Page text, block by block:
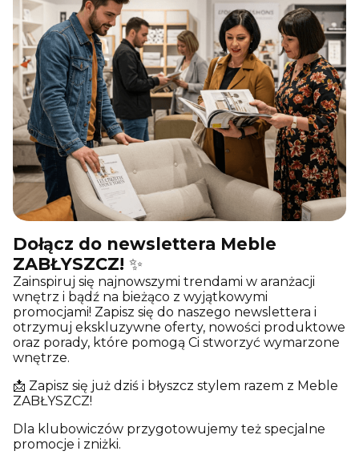
Dołącz do newslettera Meble
ZABŁYSZCZ! ✨
Zainspiruj się najnowszymi trendami w aranżacji
wnętrz i bądź na bieżąco z wyjątkowymi
promocjami! Zapisz się do naszego newslettera i
otrzymuj ekskluzywne oferty, nowości produktowe
oraz porady, które pomogą Ci stworzyć wymarzone
wnętrze.
📩 Zapisz się już dziś i błyszcz stylem razem z Meble
ZABŁYSZCZ!
Dla klubowiczów przygotowujemy też specjalne
promocje i zniżki.